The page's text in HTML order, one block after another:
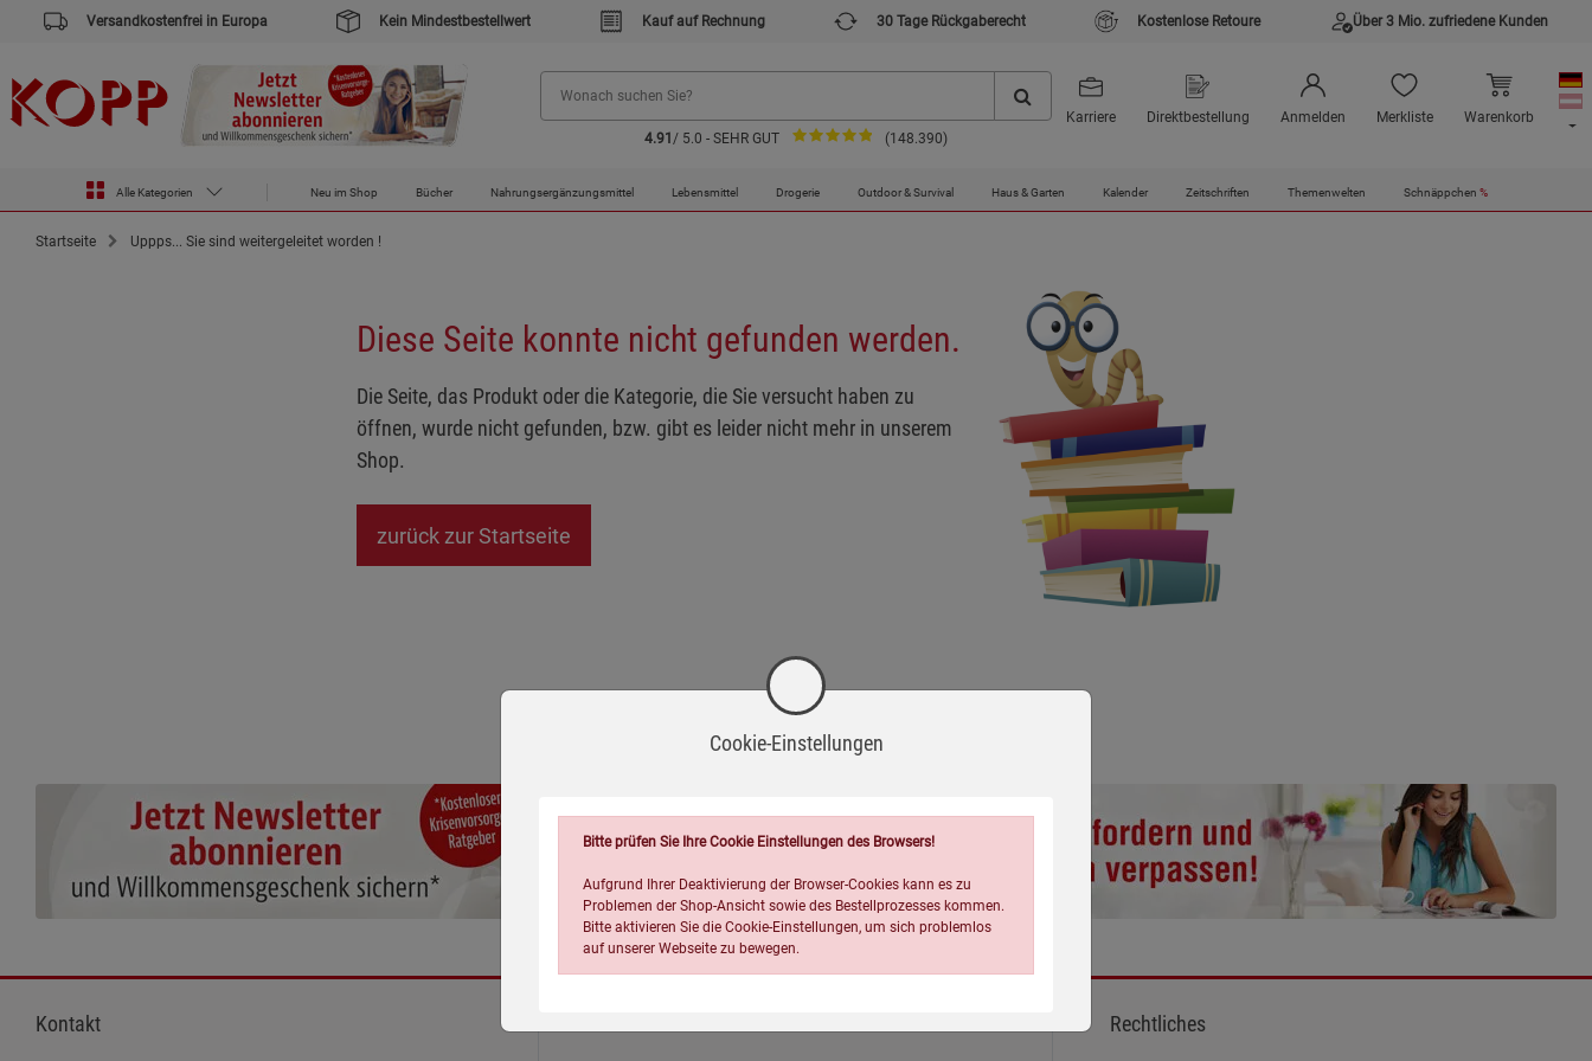
Versandkostenfrei in Europa Kein Mindestbestellwert Kauf auf Rechnung 30 Tage Rückgaberecht Kostenlose Retoure Über 3 Mio. zufriedene Kunden
4.91 / 5.0 - SEHR GUT (148.390)
Karriere Direktbestellung Anmelden Merkliste Warenkorb
Alle Kategorien Neu im Shop Bücher Nahrungsergänzungsmittel Lebensmittel Drogerie Outdoor & Survival Haus & Garten Kalender Zeitschriften Themenwelten Schnäppchen %
Startseite Uppps... Sie sind weitergeleitet worden !
Diese Seite konnte nicht gefunden werden.
Die Seite, das Produkt oder die Kategorie, die Sie versucht haben zu
öffnen, wurde nicht gefunden, bzw. gibt es leider nicht mehr in unserem
Shop.
zurück zur Startseite
Kontakt Rechtliches
Cookie-Einstellungen
Bitte prüfen Sie Ihre Cookie Einstellungen des Browsers!
Aufgrund Ihrer Deaktivierung der Browser-Cookies kann es zu
Problemen der Shop-Ansicht sowie des Bestellprozesses kommen.
Bitte aktivieren Sie die Cookie-Einstellungen, um sich problemlos
auf unserer Webseite zu bewegen.